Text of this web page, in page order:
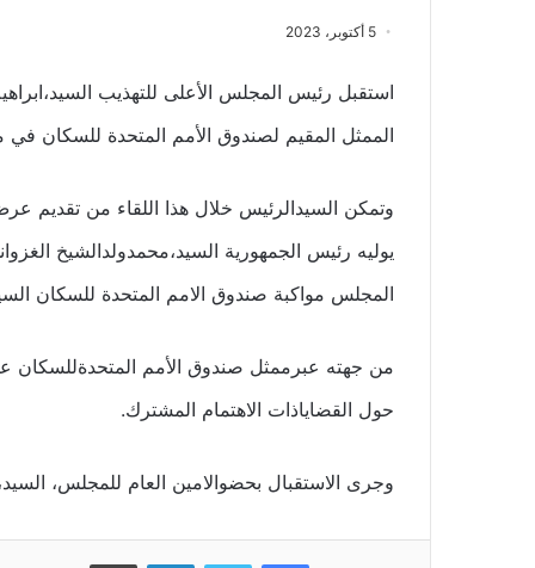
5 أكتوبر، 2023
استقبل رئيس المجلس الأعلى للتهذيب
الممثل المقيم لصندوق الأمم المتحدة للسكان في
وتمكن السيدالرئيس خلال هذا اللقاء من تقديم
يوليه رئيس الجمهورية السيد،محمدولدالشيخ
المجلس مواكبة صندوق الامم المتحدة للسكان
من جهته عبرممثل صندوق الأمم المتحدةللسكان عن
حول القضاياذات الاهتمام المشترك.
وجرى الاستقبال بحضوالامين العام للمجلس،
فيسبوك تويتر لينكدإن طباعة